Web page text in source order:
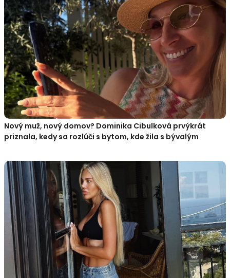
Nový muž, nový domov? Dominika Cibulková prvýkrát
priznala, kedy sa rozlúči s bytom, kde žila s bývalým